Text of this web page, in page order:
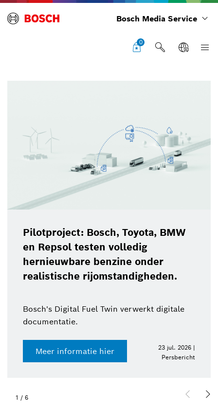
Bosch Media Service
0
Pilotproject: Bosch, Toyota, BMW
en Repsol testen volledig
hernieuwbare benzine onder
realistische rijomstandigheden.
Bosch's Digital Fuel Twin verwerkt digitale
documentatie.
Meer informatie hier
23 jul. 2026 |
Persbericht
1 / 6